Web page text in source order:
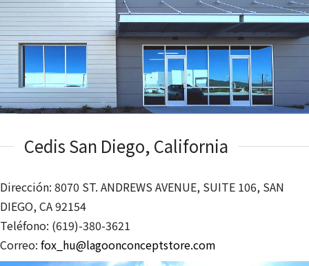
Cedis San Diego, California
Dirección: 8070 ST. ANDREWS AVENUE, SUITE 106, SAN
DIEGO, CA 92154
Teléfono: (619)-380-3621
Correo: fox_hu@lagoonconceptstore.com